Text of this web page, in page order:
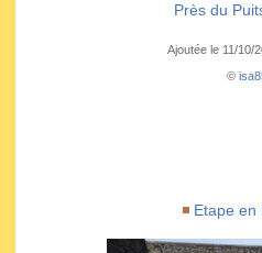
Près du
Ajoutée le 11/10/
©
Etape en